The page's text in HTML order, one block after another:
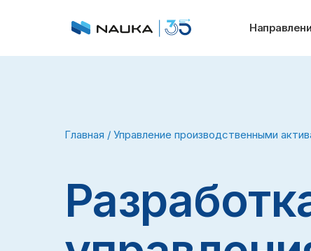
Главная / Управление производственными